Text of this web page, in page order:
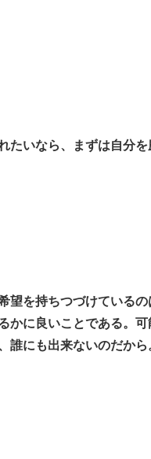
たいなら、まずは自分を
望を持ちつづけている
かに良いことである。
誰にも出来ないのだから